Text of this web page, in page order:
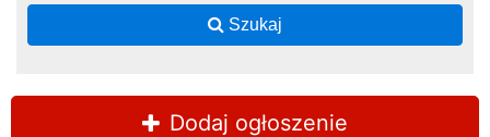
Szukaj
Dodaj ogłoszenie